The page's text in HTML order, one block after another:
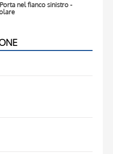
nel fianco sinistro -